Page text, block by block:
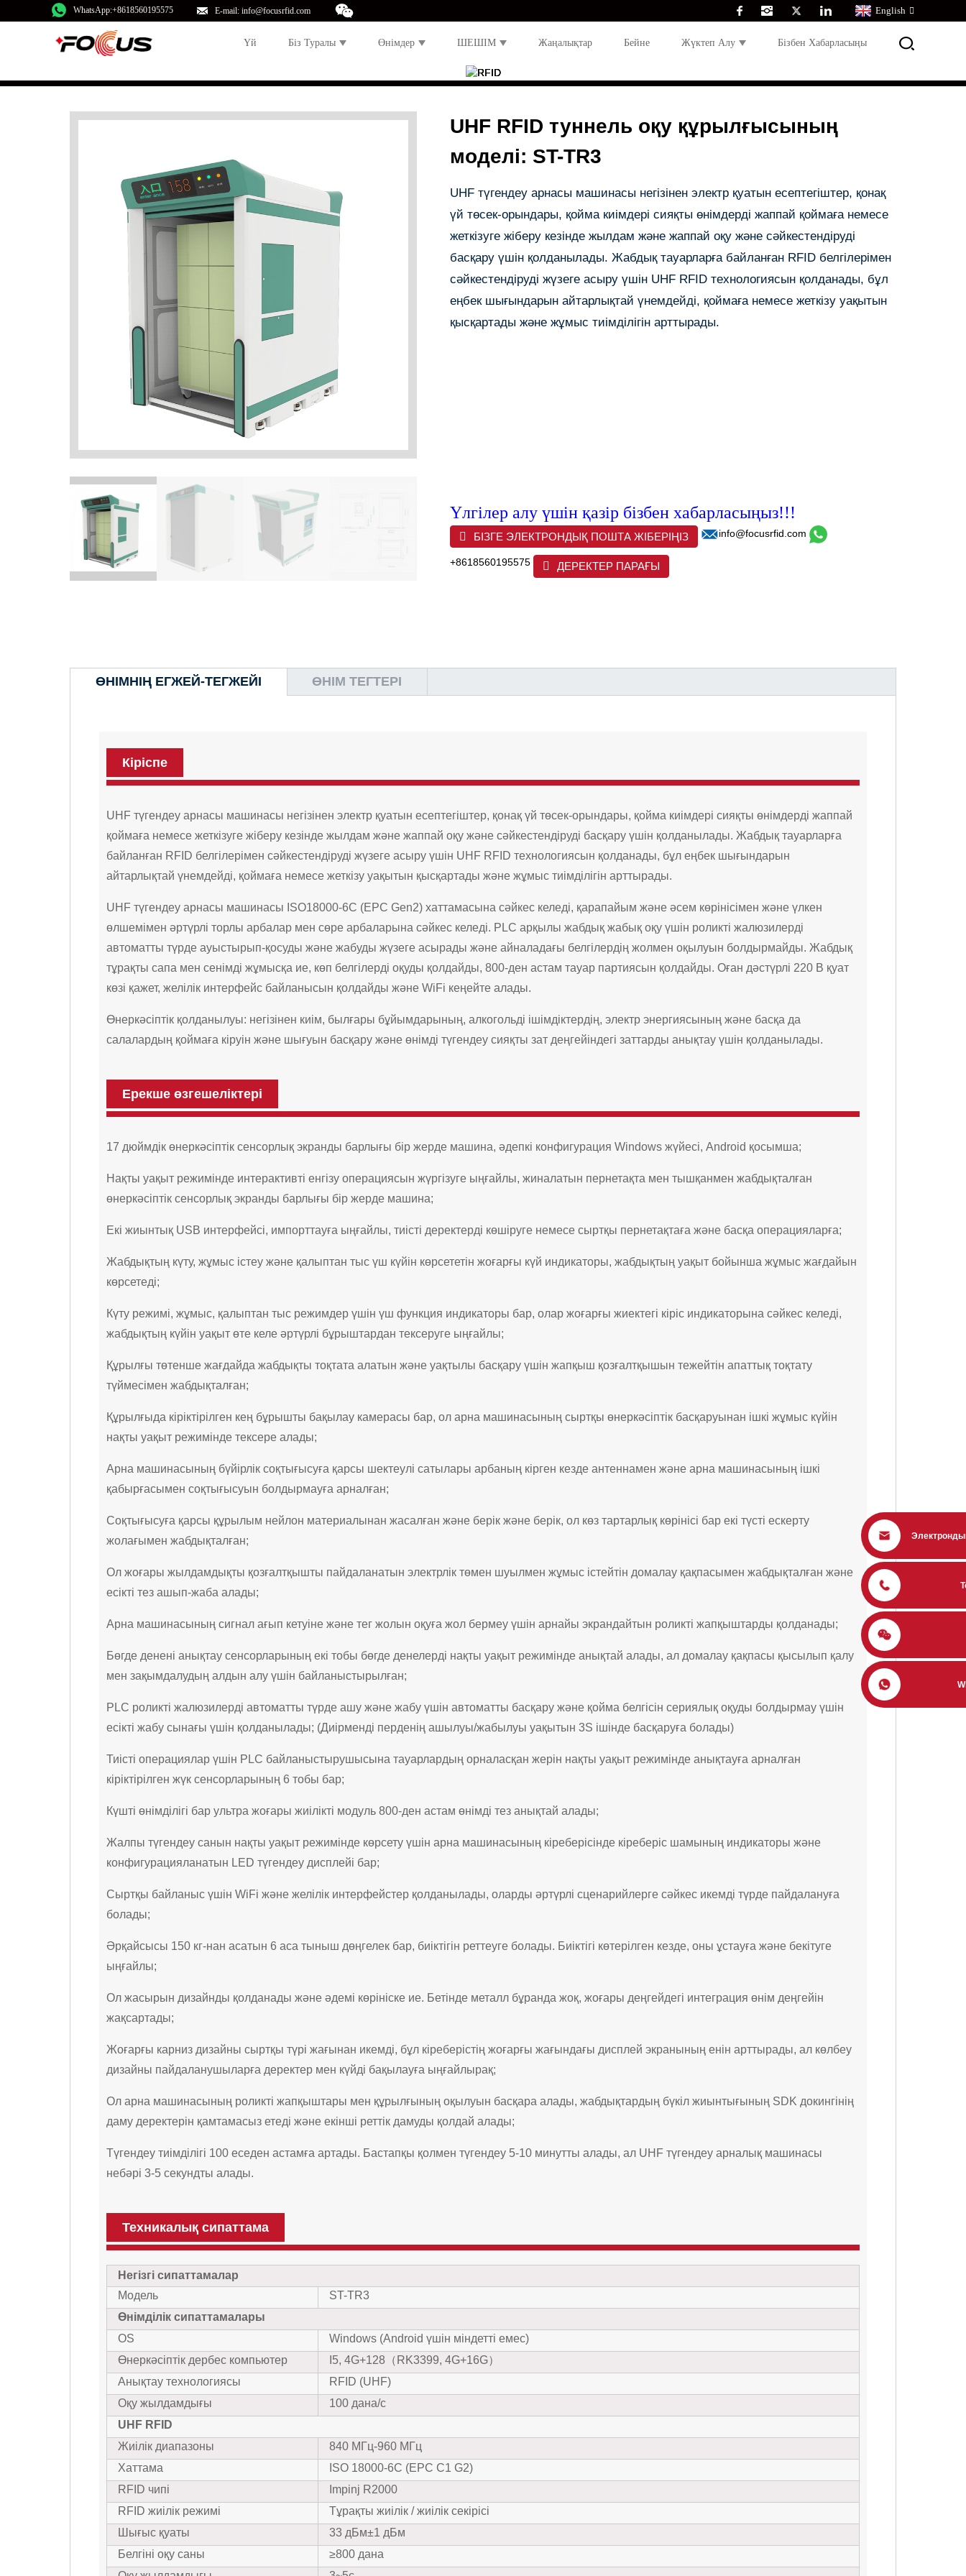
WhatsApp:+8618560195575 E-mail: info@focusrfid.com English
Үй Біз Туралы Өнімдер ШЕШІМ Жаңалықтар Бейне Жүктеп Алу Бізбен Хабарласыңы
UHF RFID туннель оқу құрылғысының
моделі: ST-TR3
UHF түгендеу арнасы машинасы негізінен электр қуатын есептегіштер, қонақ
үй төсек-орындары, қойма киімдері сияқты өнімдерді жаппай қоймаға немесе
жеткізуге жіберу кезінде жылдам және жаппай оқу және сәйкестендіруді
басқару үшін қолданылады. Жабдық тауарларға байланған RFID белгілерімен
сәйкестендіруді жүзеге асыру үшін UHF RFID технологиясын қолданады, бұл
еңбек шығындарын айтарлықтай үнемдейді, қоймаға немесе жеткізу уақытын
қысқартады және жұмыс тиімділігін арттырады.
Үлгілер алу үшін қазір бізбен хабарласыңыз!!!
БІЗГЕ ЭЛЕКТРОНДЫҚ ПОШТА ЖІБЕРІҢІЗ info@focusrfid.com
+8618560195575 ДЕРЕКТЕР ПАРАҒЫ
ӨНІМНІҢ ЕГЖЕЙ-ТЕГЖЕЙІ ӨНІМ ТЕГТЕРІ
Кіріспе
UHF түгендеу арнасы машинасы негізінен электр қуатын есептегіштер, қонақ үй төсек-орындары, қойма киімдері сияқты өнімдерді жаппай
қоймаға немесе жеткізуге жіберу кезінде жылдам және жаппай оқу және сәйкестендіруді басқару үшін қолданылады. Жабдық тауарларға
байланған RFID белгілерімен сәйкестендіруді жүзеге асыру үшін UHF RFID технологиясын қолданады, бұл еңбек шығындарын
айтарлықтай үнемдейді, қоймаға немесе жеткізу уақытын қысқартады және жұмыс тиімділігін арттырады.
UHF түгендеу арнасы машинасы ISO18000-6C (EPC Gen2) хаттамасына сәйкес келеді, қарапайым және әсем көрінісімен және үлкен
өлшемімен әртүрлі торлы арбалар мен сөре арбаларына сәйкес келеді. PLC арқылы жабдық жабық оқу үшін роликті жалюзилерді
автоматты түрде ауыстырып-қосуды және жабуды жүзеге асырады және айналадағы белгілердің жолмен оқылуын болдырмайды. Жабдық
тұрақты сапа мен сенімді жұмысқа ие, көп белгілерді оқуды қолдайды, 800-ден астам тауар партиясын қолдайды. Оған дәстүрлі 220 В қуат
көзі қажет, желілік интерфейс байланысын қолдайды және WiFi кеңейте алады.
Өнеркәсіптік қолданылуы: негізінен киім, былғары бұйымдарының, алкогольді ішімдіктердің, электр энергиясының және басқа да
салалардың қоймаға кіруін және шығуын басқару және өнімді түгендеу сияқты зат деңгейіндегі заттарды анықтау үшін қолданылады.
Ерекше өзгешеліктері
17 дюймдік өнеркәсіптік сенсорлық экранды барлығы бір жерде машина, әдепкі конфигурация Windows жүйесі, Android қосымша;
Нақты уақыт режимінде интерактивті енгізу операциясын жүргізуге ыңғайлы, жиналатын пернетақта мен тышқанмен жабдықталған
өнеркәсіптік сенсорлық экранды барлығы бір жерде машина;
Екі жиынтық USB интерфейсі, импорттауға ыңғайлы, тиісті деректерді көшіруге немесе сыртқы пернетақтаға және басқа операцияларға;
Жабдықтың күту, жұмыс істеу және қалыптан тыс үш күйін көрсететін жоғарғы күй индикаторы, жабдықтың уақыт бойынша жұмыс жағдайын
көрсетеді;
Күту режимі, жұмыс, қалыптан тыс режимдер үшін үш функция индикаторы бар, олар жоғарғы жиектегі кіріс индикаторына сәйкес келеді,
жабдықтың күйін уақыт өте келе әртүрлі бұрыштардан тексеруге ыңғайлы;
Құрылғы төтенше жағдайда жабдықты тоқтата алатын және уақтылы басқару үшін жапқыш қозғалтқышын тежейтін апаттық тоқтату
түймесімен жабдықталған;
Құрылғыда кіріктірілген кең бұрышты бақылау камерасы бар, ол арна машинасының сыртқы өнеркәсіптік басқаруынан ішкі жұмыс күйін
нақты уақыт режимінде тексере алады;
Арна машинасының бүйірлік соқтығысуға қарсы шектеулі сатылары арбаның кірген кезде антеннамен және арна машинасының ішкі
қабырғасымен соқтығысуын болдырмауға арналған;
Соқтығысуға қарсы құрылым нейлон материалынан жасалған және берік және берік, ол көз тартарлық көрінісі бар екі түсті ескерту
жолағымен жабдықталған;
Ол жоғары жылдамдықты қозғалтқышты пайдаланатын электрлік төмен шуылмен жұмыс істейтін домалау қақпасымен жабдықталған және
есікті тез ашып-жаба алады;
Арна машинасының сигнал ағып кетуіне және тег жолын оқуға жол бермеу үшін арнайы экрандайтын роликті жапқыштарды қолданады;
Бөгде денені анықтау сенсорларының екі тобы бөгде денелерді нақты уақыт режимінде анықтай алады, ал домалау қақпасы қысылып қалу
мен зақымдалудың алдын алу үшін байланыстырылған;
PLC роликті жалюзилерді автоматты түрде ашу және жабу үшін автоматты басқару және қойма белгісін сериялық оқуды болдырмау үшін
есікті жабу сынағы үшін қолданылады; (Диірменді перденің ашылуы/жабылуы уақытын 3S ішінде басқаруға болады)
Тиісті операциялар үшін PLC байланыстырушысына тауарлардың орналасқан жерін нақты уақыт режимінде анықтауға арналған
кіріктірілген жүк сенсорларының 6 тобы бар;
Күшті өнімділігі бар ультра жоғары жиілікті модуль 800-ден астам өнімді тез анықтай алады;
Жалпы түгендеу санын нақты уақыт режимінде көрсету үшін арна машинасының кіреберісінде кіреберіс шамының индикаторы және
конфигурацияланатын LED түгендеу дисплейі бар;
Сыртқы байланыс үшін WiFi және желілік интерфейстер қолданылады, оларды әртүрлі сценарийлерге сәйкес икемді түрде пайдалануға
болады;
Әрқайсысы 150 кг-нан асатын 6 аса тыныш дөңгелек бар, биіктігін реттеуге болады. Биіктігі көтерілген кезде, оны ұстауға және бекітуге
ыңғайлы;
Ол жасырын дизайнды қолданады және әдемі көрініске ие. Бетінде металл бұранда жоқ, жоғары деңгейдегі интеграция өнім деңгейін
жақсартады;
Жоғарғы карниз дизайны сыртқы түрі жағынан икемді, бұл кіреберістің жоғарғы жағындағы дисплей экранының енін арттырады, ал көлбеу
дизайны пайдаланушыларға деректер мен күйді бақылауға ыңғайлырақ;
Ол арна машинасының роликті жапқыштары мен құрылғының оқылуын басқара алады, жабдықтардың бүкіл жиынтығының SDK докингінің
даму деректерін қамтамасыз етеді және екінші реттік дамуды қолдай алады;
Түгендеу тиімділігі 100 еседен астамға артады. Бастапқы қолмен түгендеу 5-10 минутты алады, ал UHF түгендеу арналық машинасы
небәрі 3-5 секундты алады.
Техникалық сипаттама
Негізгі сипаттамалар
Модель
ST-TR3
Өнімділік сипаттамалары
OS
Windows (Android үшін міндетті емес)
Өнеркәсіптік дербес компьютер
I5, 4G+128（RK3399, 4G+16G）
Анықтау технологиясы
RFID (UHF)
Оқу жылдамдығы
100 дана/с
UHF RFID
Жиілік диапазоны
840 МГц-960 МГц
Хаттама
ISO 18000-6C (EPC C1 G2)
RFID чипі
Impinj R2000
RFID жиілік режимі
Тұрақты жиілік / жиілік секірісі
Шығыс қуаты
33 дБм±1 дБм
Белгіні оқу саны
≥800 дана